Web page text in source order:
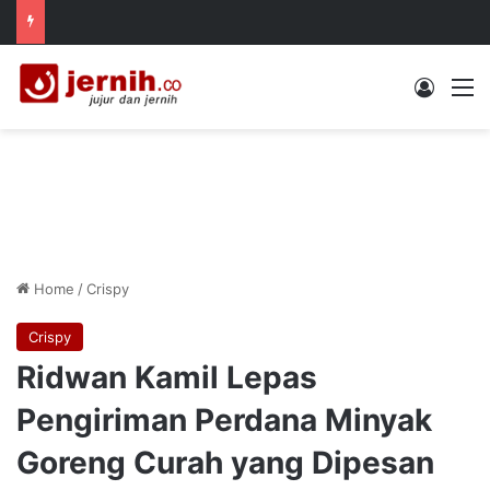
Log In
Home /Crispy
Crispy
Ridwan Kamil Lepas
Pengiriman Perdana Minyak
Goreng Curah yang Dipesan